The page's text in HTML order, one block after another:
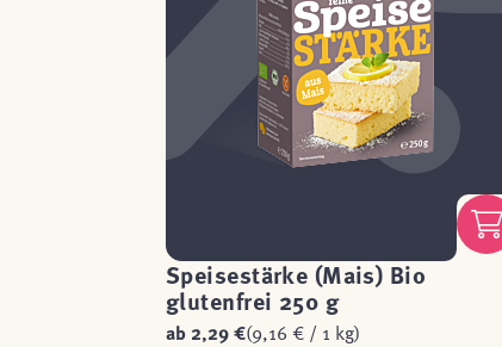
Speisestärke (Mais) Bio
glutenfrei 250 g
ab 2,29 €(9,16 € / 1 kg)